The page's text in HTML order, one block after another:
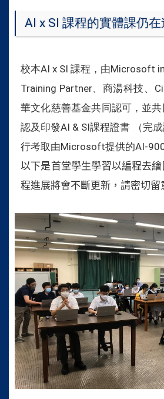
AI x SI 課程的實體課仍在
校本AI x SI 課程，由Microsoft
Training Partner、商湯科技、
華文化慈善基金共同認可，並
認及印發AI & SI課程證書 （完
行考取由Microsoft提供的AI-900
以下是首堂學生學習以編程去
程進展將會不斷更新，請密切留